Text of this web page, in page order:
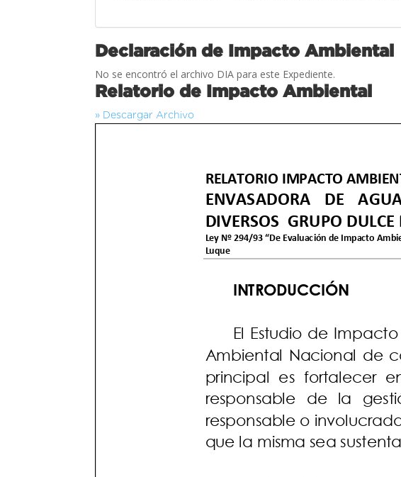
Declaración de Impacto Ambiental
No se encontró el archivo DIA para este Expediente.
Relatorio de Impacto Ambiental
» Descargar Archivo